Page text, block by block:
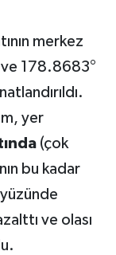
merkez
178.8683°
yer
(çok
bu kadar
ve olası